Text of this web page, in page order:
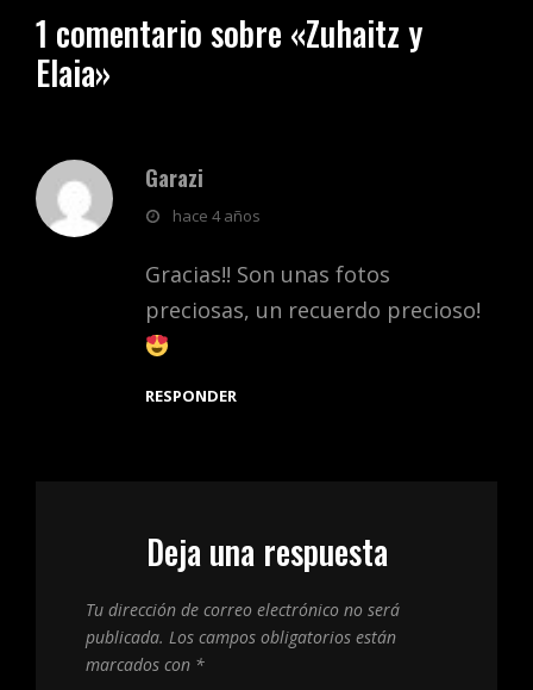
1 comentario sobre «Zuhaitz y
Elaia»
Garazi
dice:hace 4 años
Gracias!! Son unas fotos
preciosas, un recuerdo precioso!
RESPONDER
Deja una respuesta
Tu dirección de correo electrónico no será
publicada. Los campos obligatorios están
marcados con *